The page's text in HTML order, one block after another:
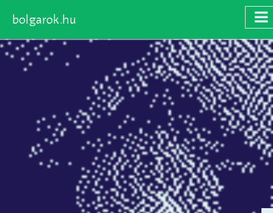
Skip
bolgarok.hu